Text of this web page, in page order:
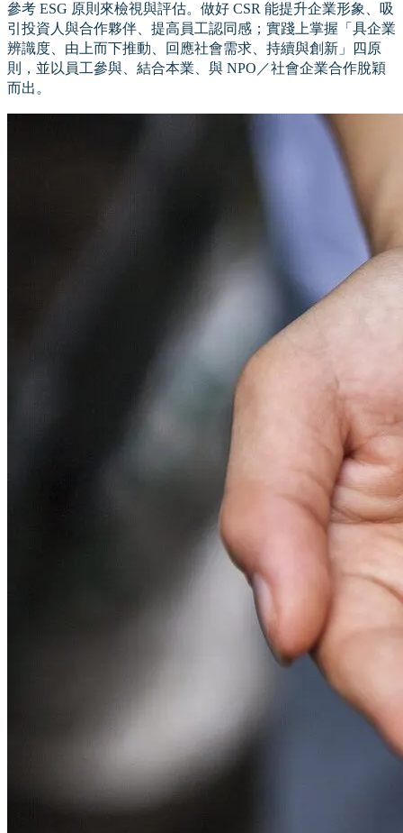
參考 ESG 原則來檢視與評估。做好 CSR 能提升企業形象、吸
引投資人與合作夥伴、提高員工認同感；實踐上掌握「具企業
辨識度、由上而下推動、回應社會需求、持續與創新」四原
則，並以員工參與、結合本業、與 NPO／社會企業合作脫穎
而出。